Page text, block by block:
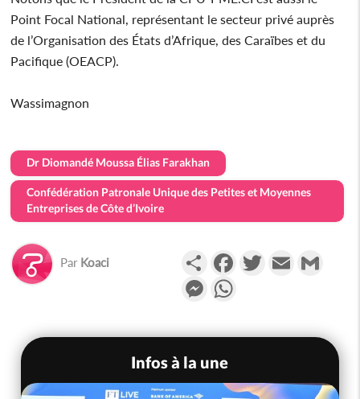
Point Focal National, représentant le secteur privé auprès
de l’Organisation des États d’Afrique, des Caraïbes et du
Pacifique (OEACP).
Wassimagnon
Dr Diomandé Moussa Élias Farakhan
Confédération Patronale Unique des Petites et Moyennes
Entreprises de Côte d’Ivoire
Par Koaci PartagerFacebookTwitterEmail
Messenger
Infos à la une